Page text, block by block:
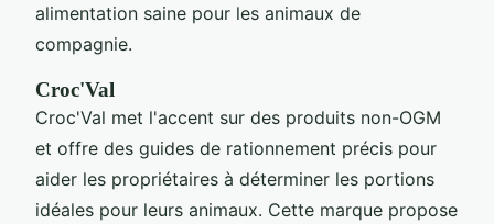
alimentation saine pour les animaux de
compagnie.
Croc'Val
Croc'Val met l'accent sur des produits non-OGM
et offre des guides de rationnement précis pour
aider les propriétaires à déterminer les portions
idéales pour leurs animaux. Cette marque propose